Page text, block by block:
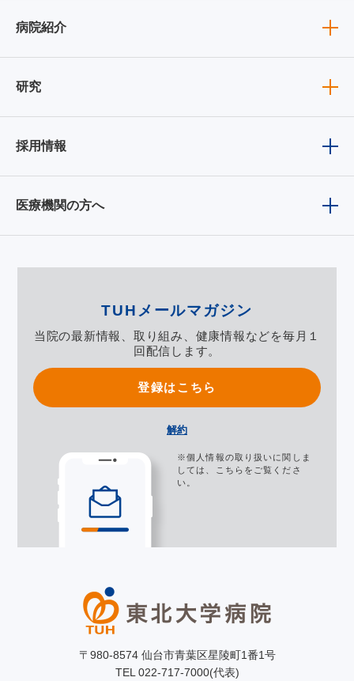
病院紹介
研究
採用情報
医療機関の方へ
TUHメールマガジン
当院の最新情報、取り組み、健康情報などを毎月１
回配信します。
登録はこちら
解約
※個人情報の取り扱いに関しま
しては、
こちら をご覧くださ
い。
〒980-8574 仙台市青葉区星陵町1番1号
TEL 022-717-7000(代表)